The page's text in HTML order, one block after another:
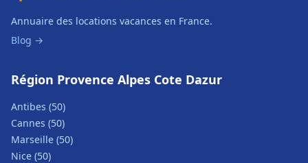
Annuaire des locations vacances en France.
Blog →
Région Provence Alpes Cote Dazur
Antibes (50)
Cannes (50)
Marseille (50)
Nice (50)